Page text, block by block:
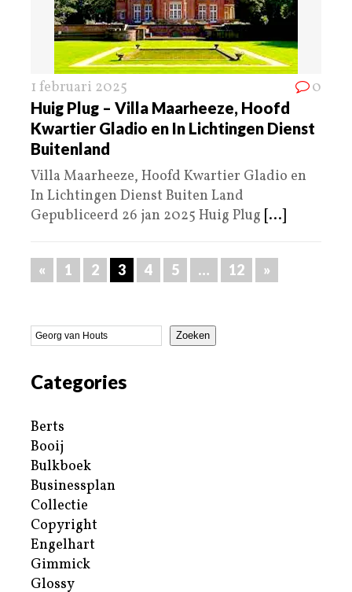
1 februari 2025 0
Huig Plug – Villa Maarheeze, Hoofd
Kwartier Gladio en In Lichtingen Dienst
Buitenland
Villa Maarheeze, Hoofd Kwartier Gladio en
In Lichtingen Dienst Buiten Land
Gepubliceerd 26 jan 2025 Huig Plug [...]
« 1 2 3 4 5 … 12 »
Zoeken
Categories
Berts
Booij
Bulkboek
Businessplan
Collectie
Copyright
Engelhart
Gimmick
Glossy